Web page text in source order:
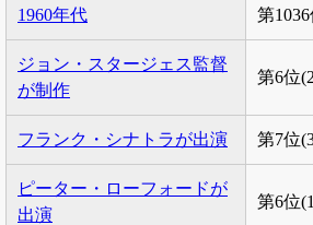
1960年代 第
ジョン・スタージェス監督
が制作
第6位
フランク・シナトラが出演 第7位
ピーター・ローフォードが
出演
第6位